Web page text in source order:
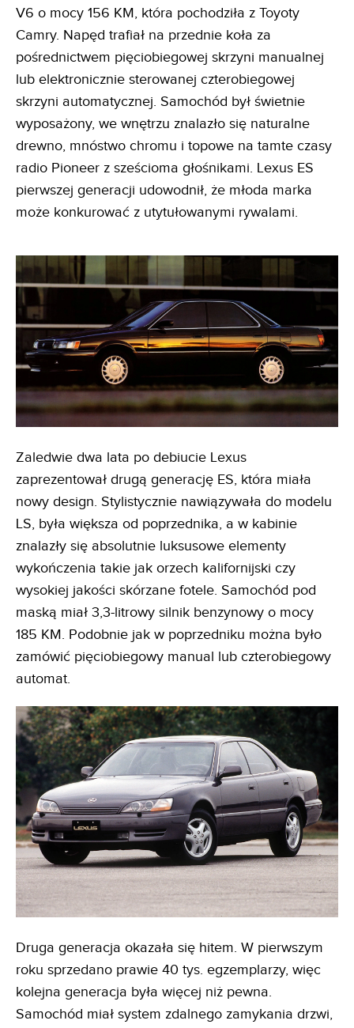
V6 o mocy 156 KM, która pochodziła z Toyoty
Camry. Napęd trafiał na przednie koła za
pośrednictwem pięciobiegowej skrzyni manualnej
lub elektronicznie sterowanej czterobiegowej
skrzyni automatycznej. Samochód był świetnie
wyposażony, we wnętrzu znalazło się naturalne
drewno, mnóstwo chromu i topowe na tamte czasy
radio Pioneer z sześcioma głośnikami. Lexus ES
pierwszej generacji udowodnił, że młoda marka
może konkurować z utytułowanymi rywalami.
Zaledwie dwa lata po debiucie Lexus
zaprezentował drugą generację ES, która miała
nowy design. Stylistycznie nawiązywała do modelu
LS, była większa od poprzednika, a w kabinie
znalazły się absolutnie luksusowe elementy
wykończenia takie jak orzech kalifornijski czy
wysokiej jakości skórzane fotele. Samochód pod
maską miał 3,3-litrowy silnik benzynowy o mocy
185 KM. Podobnie jak w poprzedniku można było
zamówić pięciobiegowy manual lub czterobiegowy
automat.
Druga generacja okazała się hitem. W pierwszym
roku sprzedano prawie 40 tys. egzemplarzy, więc
kolejna generacja była więcej niż pewna.
Samochód miał system zdalnego zamykania drzwi,